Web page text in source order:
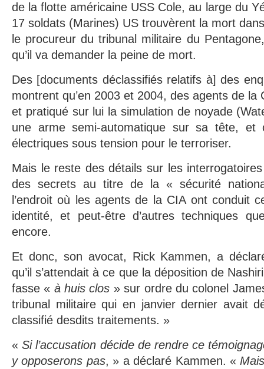
de la flotte américaine USS Cole, au large du
17 soldats (Marines) US trouvèrent la mort
le procureur du tribunal militaire du
qu’il va demander la peine de mort.
Des [documents déclassifiés relatifs à] des
montrent qu’en 2003 et 2004, des agents de la
et pratiqué sur lui la simulation de noyade
une arme semi-automatique sur sa tête, et
électriques sous tension pour le terroriser.
Mais le reste des détails sur les
des secrets au titre de la « sécurité
l’endroit où les agents de la CIA ont conduit
identité, et peut-être d’autres techniques
encore.
Et donc, son avocat, Rick Kammen, a
qu’il s’attendait à ce que la déposition de
fasse « à huis clos » sur ordre du colonel
tribunal militaire qui en janvier dernier avait
classifié desdits traitements. »
« Si l’accusation décide de rendre ce
y opposerons pas, » a déclaré Kammen. «